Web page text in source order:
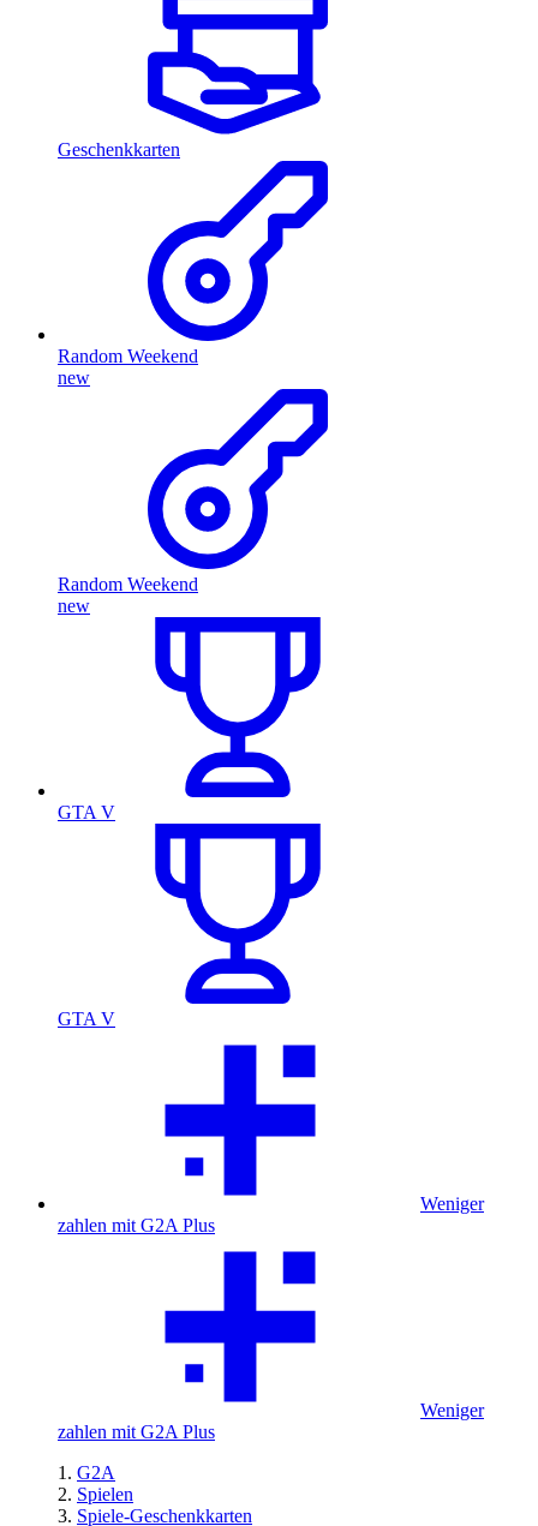
Geschenkkarten
Random Weekend
new
Random Weekend
new
GTA V
GTA V
Weniger
zahlen mit G2A Plus
Weniger
zahlen mit G2A Plus
G2A
Spielen
Spiele-Geschenkkarten